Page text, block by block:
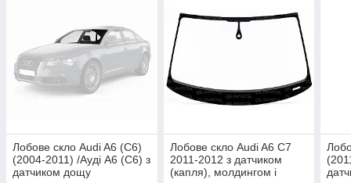
Лобове скло Audi A6 (C6)
(2004-2011) /Ауді А6 (C6) з
датчиком дощу
Лобове скло Audi A6 C7
2011-2012 з датчиком
(капля), молдингом і